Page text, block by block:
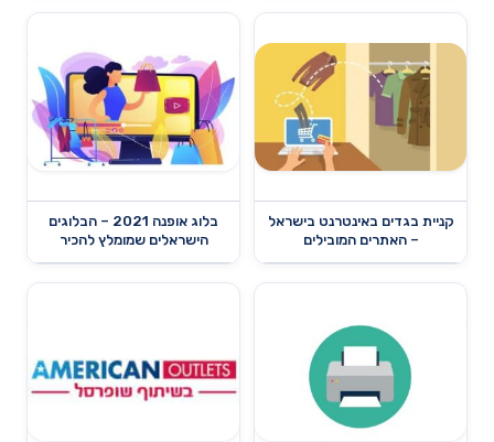
קניית בגדים באינטרנט בישראל
– האתרים המובילים
בלוג אופנה 2021 – הבלוגים
הישראלים שמומלץ להכיר